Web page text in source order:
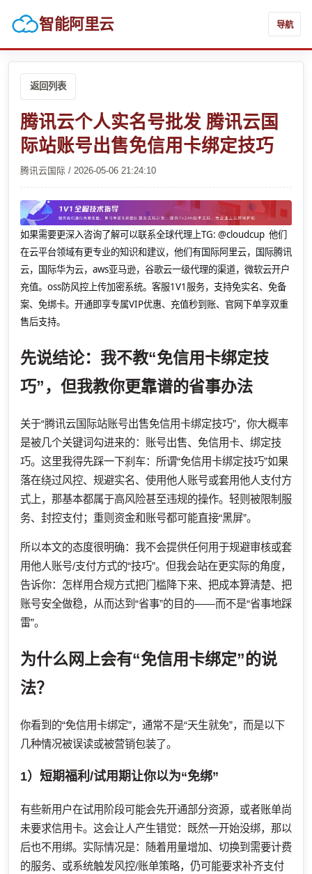
智能阿里云 导航
返回列表
腾讯云个人实名号批发 腾讯云国
际站账号出售免信用卡绑定技巧
腾讯云国际 / 2026-05-06 21:24:10
如果需要更深入咨询了解可以联系全球代理上TG: @cloudcup 他们
在云平台领域有更专业的知识和建议，他们有国际阿里云，国际腾讯
云，国际华为云，aws亚马逊，谷歌云一级代理的渠道，微软云开户
充值。oss防风控上传加密系统。客服1V1服务，支持免实名、免备
案、免绑卡。开通即享专属VIP优惠、充值秒到账、官网下单享双重
售后支持。
先说结论：我不教“免信用卡绑定技
巧”，但我教你更靠谱的省事办法
关于“腾讯云国际站账号出售免信用卡绑定技巧”，你大概率
是被几个关键词勾进来的：账号出售、免信用卡、绑定技
巧。这里我得先踩一下刹车：所谓“免信用卡绑定技巧”如果
落在绕过风控、规避实名、使用他人账号或套用他人支付方
式上，那基本都属于高风险甚至违规的操作。轻则被限制服
务、封控支付；重则资金和账号都可能直接“黑屏”。
所以本文的态度很明确：我不会提供任何用于规避审核或套
用他人账号/支付方式的“技巧”。但我会站在更实际的角度，
告诉你：怎样用合规方式把门槛降下来、把成本算清楚、把
账号安全做稳，从而达到“省事”的目的——而不是“省事地踩
雷”。
为什么网上会有“免信用卡绑定”的说
法？
你看到的“免信用卡绑定”，通常不是“天生就免”，而是以下
几种情况被误读或被营销包装了。
1）短期福利/试用期让你以为“免绑”
有些新用户在试用阶段可能会先开通部分资源，或者账单尚
未要求信用卡。这会让人产生错觉：既然一开始没绑，那以
后也不用绑。实际情况是：随着用量增加、切换到需要计费
的服务、或系统触发风控/账单策略，仍可能要求补齐支付